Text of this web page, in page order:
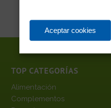
Aceptar cookies
TOP CATEGORÍAS
Alimentación
Complementos